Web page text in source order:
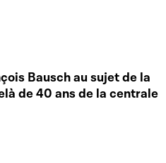
Bausch au sujet de la
de 40 ans de la centrale